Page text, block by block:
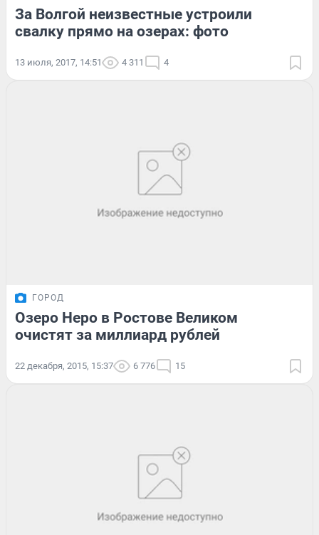
За Волгой неизвестные устроили
свалку прямо на озерах: фото
13 июля, 2017, 14:51 4 311 4
ГОРОД
Озеро Неро в Ростове Великом
очистят за миллиард рублей
22 декабря, 2015, 15:37 6 776 15